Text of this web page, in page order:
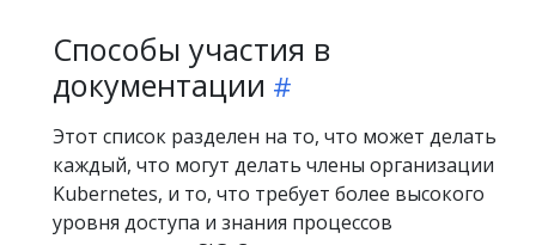
Способы участия в
документации
Этот список разделен на то, что может делать
каждый, что могут делать члены организации
Kubernetes, и то, что требует более высокого
уровня доступа и знания процессов